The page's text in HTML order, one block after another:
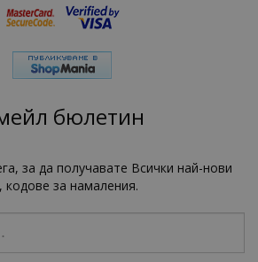
бюлетин
за да получавате Всички най-нови
кодове за намаления.